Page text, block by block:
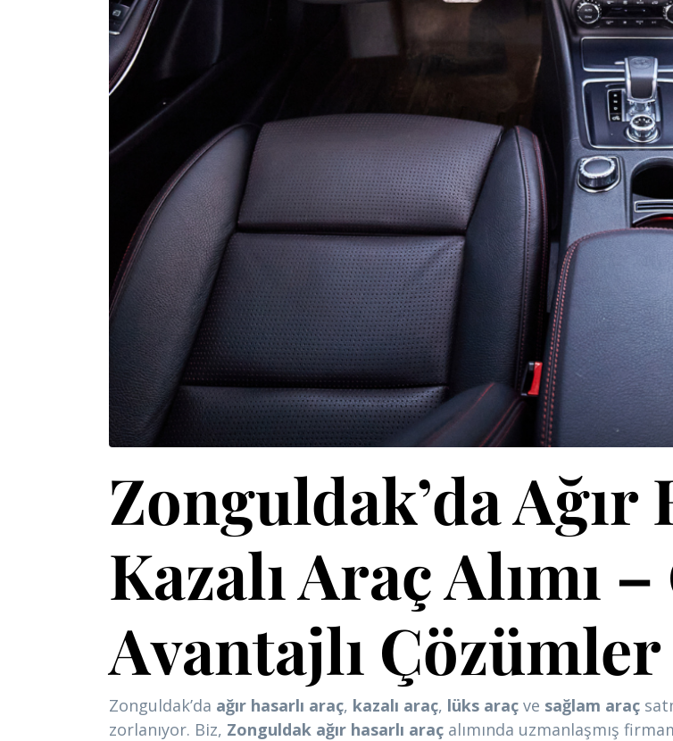
Zonguldak’da Ağır
Kazalı Araç Alımı
Avantajlı Çözümler
Zonguldak’da ağır hasarlı araç, kazalı araç, lüks araç ve sağlam araç
zorlanıyor. Biz, Zonguldak ağır hasarlı araç alımında uzmanlaşmış